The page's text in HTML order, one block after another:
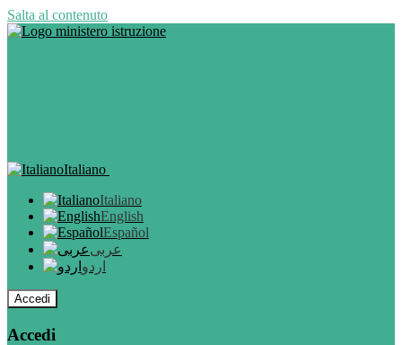
Salta al contenuto
Italiano
Italiano
English
Español
عربى
اردو
Accedi
Accedi